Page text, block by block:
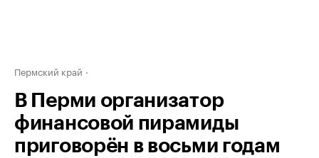
Пермский край
В Перми организатор
финансовой пирамиды
приговорён в восьми годам